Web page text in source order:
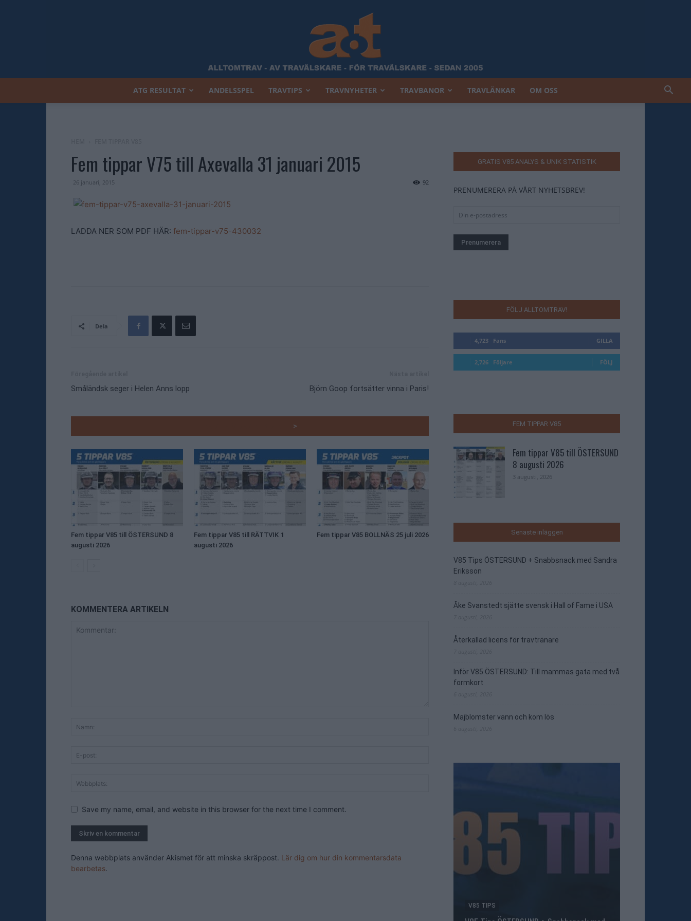
ATG RESULTAT ANDELSSPEL TRAVTIPS TRAVNYHETER TRAVBANOR TRAVLÄNKAR OM OSS
Fem tippar V75 till Axevalla 31 januari 2015
26 januari, 2015 92
LADDA NER SOM PDF HÄR: fem-tippar-v75-430032
Dela
Småländsk seger i Helen Anns lopp Björn Goop fortsätter vinna i Paris!
>
Fem tippar V85 till ÖSTERSUND 8
augusti 2026
Fem tippar V85 till RÄTTVIK 1
augusti 2026
Fem tippar V85 BOLLNÄS 25 juli 2026
KOMMENTERA ARTIKELN
Save my name, email, and website in this browser for the next time I comment.
Denna webbplats använder Akismet för att minska skräppost. Lär dig om hur din kommentarsdata
bearbetas.
GRATIS V85 ANALYS & UNIK STATISTIK
PRENUMERERA PÅ VÅRT NYHETSBREV!
FÖLJ ALLTOMTRAV!
4,723 Fans GILLA
2,726 Följare FÖLJ
FEM TIPPAR V85
Fem tippar V85 till ÖSTERSUND
8 augusti 2026
3 augusti, 2026
Senaste inläggen
V85 Tips ÖSTERSUND + Snabbsnack med Sandra
Eriksson
Åke Svanstedt sjätte svensk i Hall of Fame i USA
Återkallad licens för travtränare
Inför V85 ÖSTERSUND: Till mammas gata med två
formkort
Majblomster vann och kom lös
V85 TIPS